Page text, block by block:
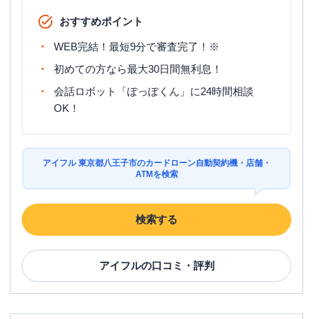
おすすめポイント
WEB完結！最短9分で審査完了！※
初めての方なら最大30日間無利息！
会話ロボット「ぽっぽくん」に24時間相談
OK！
アイフル 東京都八王子市のカードローン自動契約機・店舗・
ATMを検索
検索する
アイフルの口コミ・評判